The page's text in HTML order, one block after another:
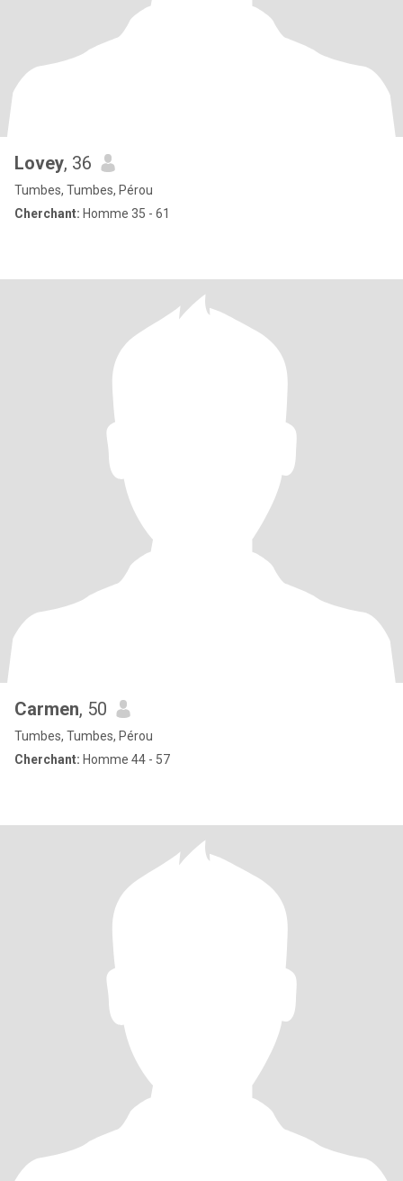
Lovey, 36
Tumbes, Tumbes, Pérou
Cherchant: Homme 35 - 61
Carmen, 50
Tumbes, Tumbes, Pérou
Cherchant: Homme 44 - 57